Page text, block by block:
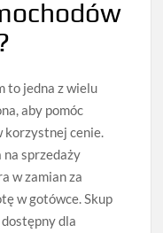
to jedna z wielu
aby pomóc
korzystnej cenie.
na sprzedaży
w zamian za
w gotówce. Skup
dla